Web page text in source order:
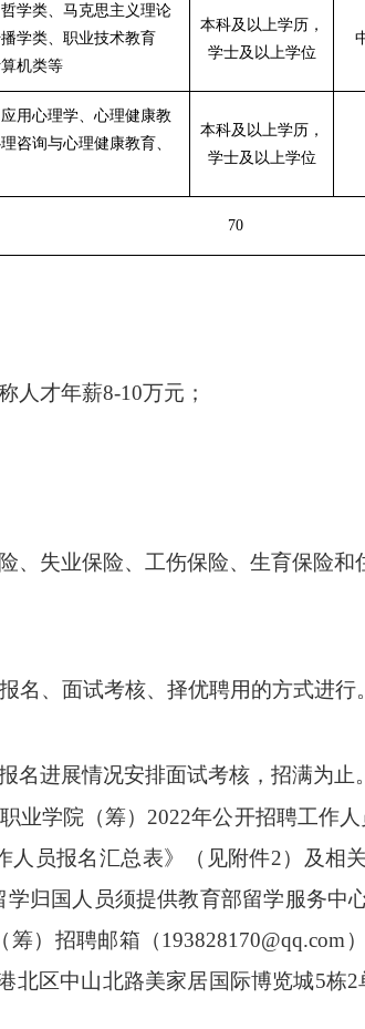
学类、马克思主义理论
学类、职业技术教育
机类等
本科及以上学历，
学士及以上学位
用心理学、心理健康教
咨询与心理健康教育、
本科及以上学历，
学士及以上学位
70
人才年薪8-10万元；
、失业保险、工伤保险、生育保险和
名、面试考核、择优聘用的方式进行。
名进展情况安排面试考核，招满为止。
业学院（筹） 2022年公开招聘工作
人员报名汇总表》（ 见附件2） 及相关
学归国人员须提供教育部留学服务中
筹）招聘邮箱（193828170@qq.com
北区中山北路美家居国际博览城5栋2